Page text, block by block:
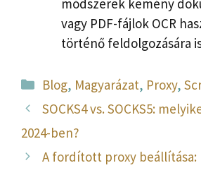
vagy PDF-fájlok OCR
történő feldolgozására
Kategória
Blog, Magyarázat, Proxy,
SOCKS4 vs. SOCKS5:
2024-ben?
A fordított proxy beállítása: